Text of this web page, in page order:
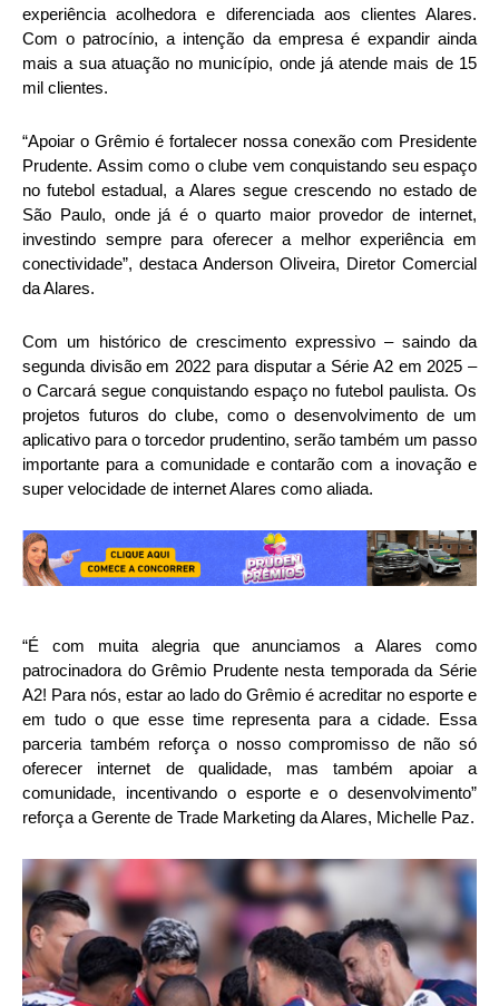
experiência acolhedora e diferenciada aos clientes Alares.
Com o patrocínio, a intenção da empresa é expandir ainda
mais a sua atuação no município, onde já atende mais de 15
mil clientes.
“Apoiar o Grêmio é fortalecer nossa conexão com Presidente
Prudente. Assim como o clube vem conquistando seu espaço
no futebol estadual, a Alares segue crescendo no estado de
São Paulo, onde já é o quarto maior provedor de internet,
investindo sempre para oferecer a melhor experiência em
conectividade”, destaca Anderson Oliveira, Diretor Comercial
da Alares.
Com um histórico de crescimento expressivo – saindo da
segunda divisão em 2022 para disputar a Série A2 em 2025 –
o Carcará segue conquistando espaço no futebol paulista. Os
projetos futuros do clube, como o desenvolvimento de um
aplicativo para o torcedor prudentino, serão também um passo
importante para a comunidade e contarão com a inovação e
super velocidade de internet Alares como aliada.
“É com muita alegria que anunciamos a Alares como
patrocinadora do Grêmio Prudente nesta temporada da Série
A2! Para nós, estar ao lado do Grêmio é acreditar no esporte e
em tudo o que esse time representa para a cidade. Essa
parceria também reforça o nosso compromisso de não só
oferecer internet de qualidade, mas também apoiar a
comunidade, incentivando o esporte e o desenvolvimento”
reforça a Gerente de Trade Marketing da Alares, Michelle Paz.